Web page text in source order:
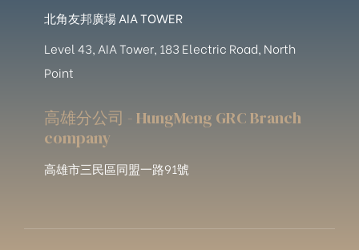
北角友邦廣場 AIA TOWER
Level 43, AIA Tower, 183 Electric Road, North
Point
高雄分公司 - HungMeng GRC Branch
company
高雄市三民區同盟一路91號